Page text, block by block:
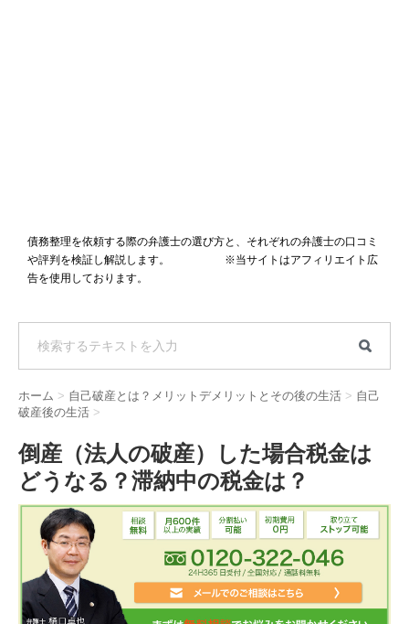
債務整理を依頼する際の弁護士の選び方と、それぞれの弁護士の口コミ
や評判を検証し解説します。 ※当サイトはアフィリエイト広
告を使用しております。
ホーム > 自己破産とは？メリットデメリットとその後の生活 > 自己
破産後の生活 >
倒産（法人の破産）した場合税金は
どうなる？滞納中の税金は？